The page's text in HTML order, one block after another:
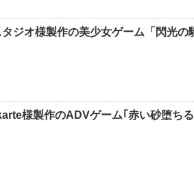
タジオ様製作の美少女ゲーム「閃光
様製作のADVゲーム｢赤い砂堕ち